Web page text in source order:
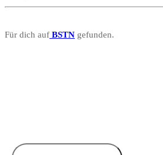
Für dich auf BSTN gefunden.